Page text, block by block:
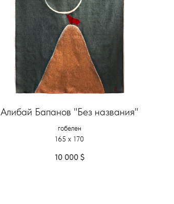
Алибай Бапанов "Без названия"
гобелен
165 x 170
10 000 $